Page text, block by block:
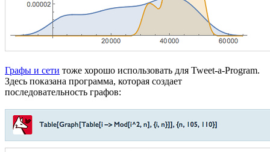
Графы и сети тоже хорошо использовать для Tweet-a-Program.
Здесь показана программа, которая создает
последовательность графов: